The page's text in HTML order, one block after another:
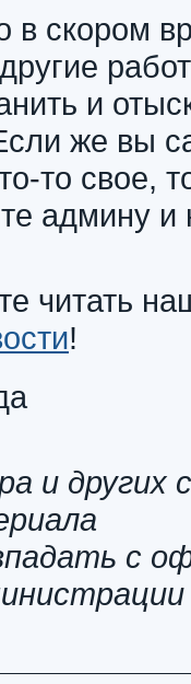
в скором
и
же вы
то свое,
админу и
читать
!
и других
с